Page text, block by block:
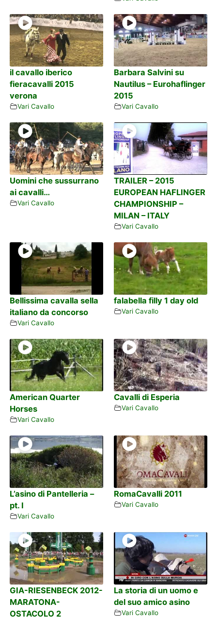
il cavallo iberico
fieracavalli 2015
verona
Vari Cavallo
Barbara Salvini su
Nautilus – Eurohaflinger
2015
Vari Cavallo
Uomini che sussurrano
ai cavalli…
Vari Cavallo
TRAILER – 2015
EUROPEAN HAFLINGER
CHAMPIONSHIP –
MILAN – ITALY
Vari Cavallo
Bellissima cavalla sella
italiano da concorso
Vari Cavallo
falabella filly 1 day old
Vari Cavallo
American Quarter
Horses
Vari Cavallo
Cavalli di Esperia
Vari Cavallo
L’asino di Pantelleria –
pt. I
Vari Cavallo
RomaCavalli 2011
Vari Cavallo
GIA-RIESENBECK 2012-
MARATONA-
OSTACOLO 2
La storia di un uomo e
del suo amico asino
Vari Cavallo